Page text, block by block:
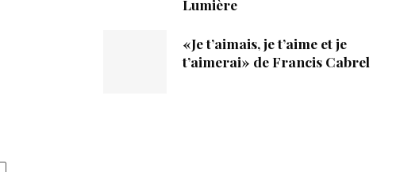
Lumière
«Je t’aimais, je t’aime et je
t’aimerai» de Francis Cabrel